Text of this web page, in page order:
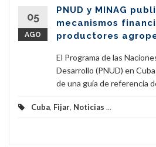
05
AGO
PNUD y MINAG
mecanismos
productores
El Programa de las
Desarrollo (PNUD) en
de una guía de referencia
Cuba, Fijar, Noticias ...